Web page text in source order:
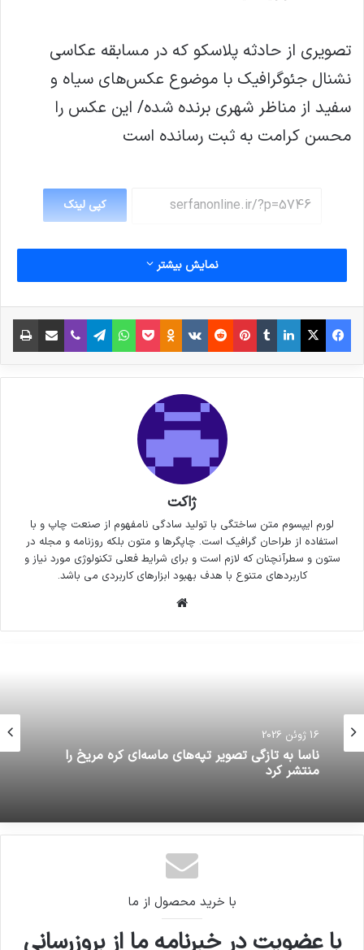
تصویری از حادثه پلاسکو که در مسابقه عکاسی
نشنال جئوگرافیک با موضوع عکس‌های سیاه و
سفید از مناظر شهری برنده شده/ این عکس را
محسن کرامت به ثبت رسانده است
کپی لینک
نمایش بیشتر
فیس بوک X لینکدین
‫تامبلر‫پین‌ترست
‫رددیت‫VKontakte
‫Odnoklassniki
پاکتواتس آپ تلگراموایبر اشتراک گذاری از طریق ایمیل
ژاکت
لورم ایپسوم متن ساختگی با تولید سادگی نامفهوم از صنعت چاپ و با
استفاده از طراحان گرافیک است. چاپگرها و متون بلکه روزنامه و مجله در
ستون و سطرآنچنان که لازم است و برای شرایط فعلی تکنولوژی مورد نیاز و
کاربردهای متنوع با هدف بهبود ابزارهای کاربردی می باشد.
16 ژوئن 2026
ناسا به تازگی تصویر تپه‌های ماسه‌ای کره مریخ را
منتشر کرد
با خرید محصول از ما
با عضویت در خبرنامه ما از بروزرسانی